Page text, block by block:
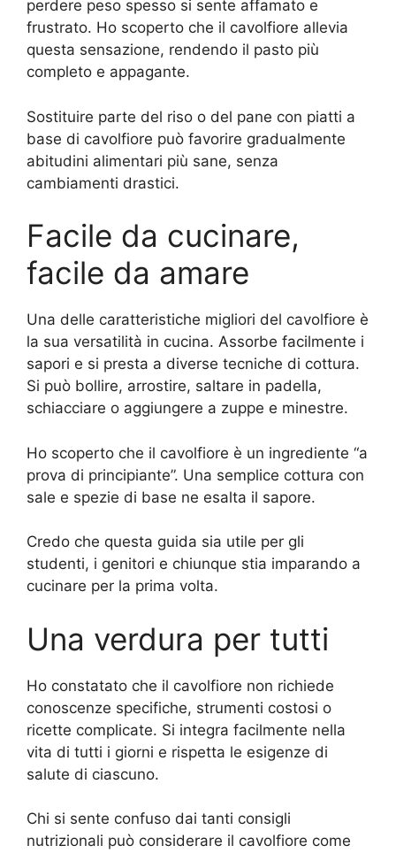
perdere peso spesso si sente affamato e
frustrato. Ho scoperto che il cavolfiore allevia
questa sensazione, rendendo il pasto più
completo e appagante.
Sostituire parte del riso o del pane con piatti a
base di cavolfiore può favorire gradualmente
abitudini alimentari più sane, senza
cambiamenti drastici.
Facile da cucinare,
facile da amare
Una delle caratteristiche migliori del cavolfiore è
la sua versatilità in cucina. Assorbe facilmente i
sapori e si presta a diverse tecniche di cottura.
Si può bollire, arrostire, saltare in padella,
schiacciare o aggiungere a zuppe e minestre.
Ho scoperto che il cavolfiore è un ingrediente “a
prova di principiante”. Una semplice cottura con
sale e spezie di base ne esalta il sapore.
Credo che questa guida sia utile per gli
studenti, i genitori e chiunque stia imparando a
cucinare per la prima volta.
Una verdura per tutti
Ho constatato che il cavolfiore non richiede
conoscenze specifiche, strumenti costosi o
ricette complicate. Si integra facilmente nella
vita di tutti i giorni e rispetta le esigenze di
salute di ciascuno.
Chi si sente confuso dai tanti consigli
nutrizionali può considerare il cavolfiore come